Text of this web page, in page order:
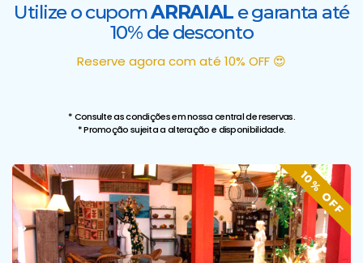
Utilize o cupomARRAIAL e garanta até
10% de desconto
Reserve agora com até 10% OFF 😍
* Consulte as condições em nossa central de reservas.
* Promoção sujeita a alteração e disponibilidade.
10% OFF